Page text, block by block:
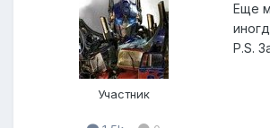
Участник
Еще
P.S.